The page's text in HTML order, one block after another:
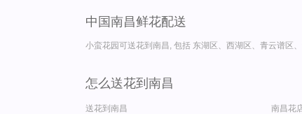
中国南昌鲜花配送
小蛮花园可送花到南昌, 包括 东湖区、西湖区、青云谱区
怎么送花到南昌
送花到南昌 南昌花